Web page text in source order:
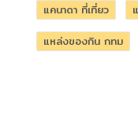
แคนาดา ที่เที่ยว
แหล่งของกิน กทม